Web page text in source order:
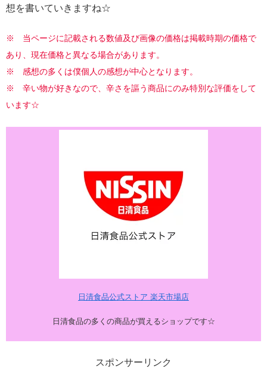
想を書いていきますね☆
※ 当ページに記載される数値及び画像の価格は掲載時期の価格で
あり、現在価格と異なる場合があります。
※ 感想の多くは僕個人の感想が中心となります。
※ 辛い物が好きなので、辛さを謳う商品にのみ特別な評価をして
います☆
日清食品公式ストア 楽天市場店
日清食品の多くの商品が買えるショップです☆
スポンサーリンク